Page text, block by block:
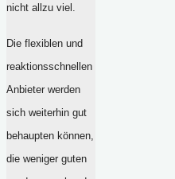
nicht allzu viel.
Die flexiblen und
reaktionsschnellen
Anbieter werden
sich weiterhin gut
behaupten können,
die weniger guten